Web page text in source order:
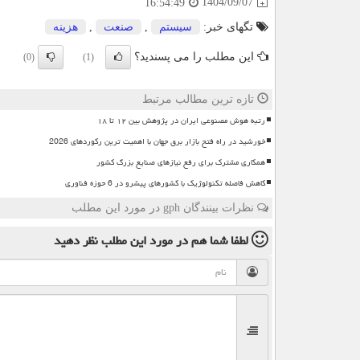
16:54:49
تگهای خبر: سیستم صنعت هزینه
این مطلب را می پسندید؟ (1)
(0)
تازه ترین مطالب مرتبط
رتبه هوش مصنوعی ایران در پژوهش بین ۱۲ تا ۱۸
خورشید در راه فتح بازار برق جهان با اهمیت ترین رکوردهای 2026
همکاری مشترک برای رفع نیازهای صنایع بزرگ کشور
کاهش فاصله تکنولوژیک با کشورهای پیشرو در 6 حوزه فناوری
نظرات بینندگان gph در مورد این مطلب
لطفا شما همدر مورد این مطلبنظر دهید